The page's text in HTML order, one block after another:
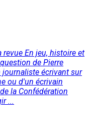
En jeu, histoire et
de Pierre
journaliste écrivant sur
ou d'un écrivain
la Confédération
...